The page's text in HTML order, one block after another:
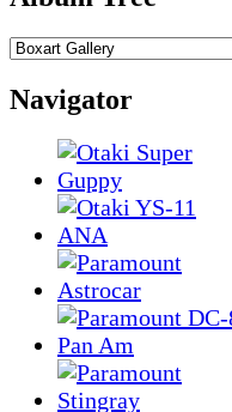
Navigator